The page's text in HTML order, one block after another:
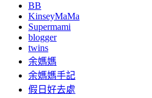
BB
KinseyMaMa
Supermami
blogger
twins
余媽媽
余媽媽手記
假日好去處